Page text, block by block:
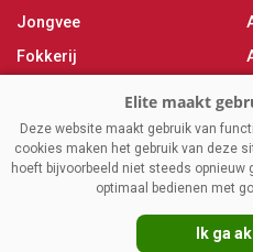
Jongvee
Fokkerij
Melken
Magazine
Deze website maakt gebruik van
cookies maken het gebruik van deze
hoeft bijvoorbeeld niet steeds opnieuw
optimaal bedienen met
Ik ga